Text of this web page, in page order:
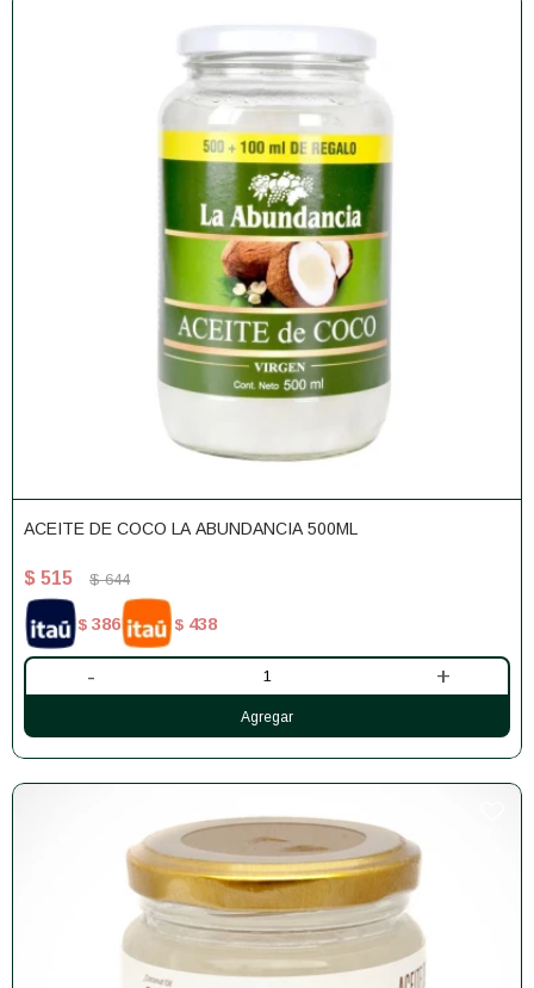
ACEITE DE COCO LA ABUNDANCIA 500ML
$ 515 $ 644
$ 386 $ 438
- +